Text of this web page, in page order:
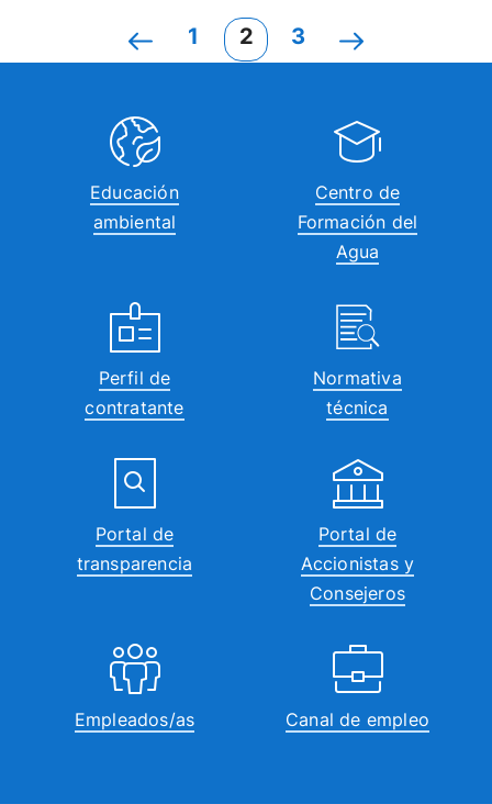
1 2 3
Educación
ambiental
Centro de
Formación del
Agua
Perfil de
contratante
Normativa
técnica
Portal de
transparencia
Portal de
Accionistas y
Consejeros
Empleados/as Canal de empleo